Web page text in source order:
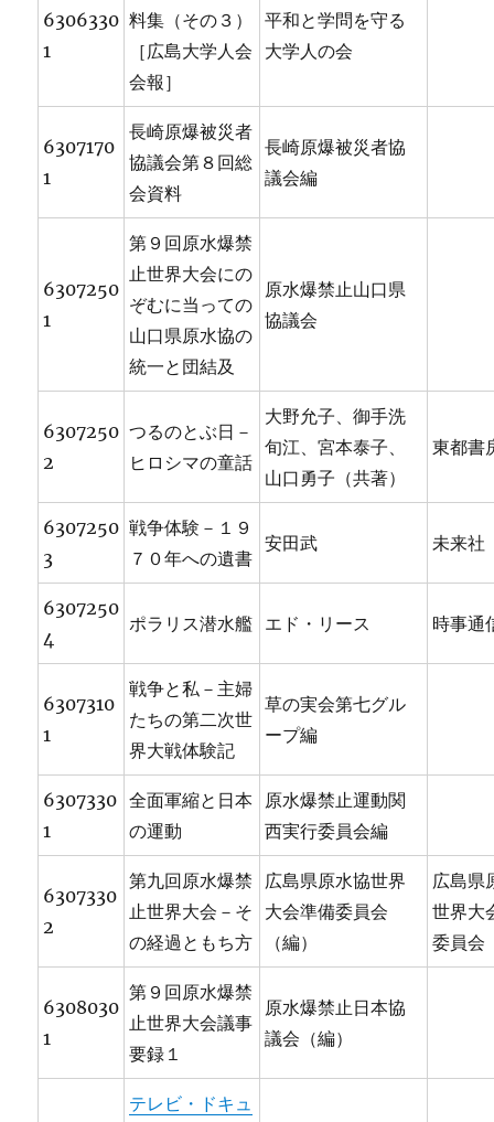
6306330
1
料集（その３）
［広島大学人会
会報］
平和と学問を守る
大学人の会
6307170
1
長崎原爆被災者
協議会第８回総
会資料
長崎原爆被災者協
議会編
6307250
1
第９回原水爆禁
止世界大会にの
ぞむに当っての
山口県原水協の
統一と団結及
原水爆禁止山口県
協議会
6307250
2
つるのとぶ日－
ヒロシマの童話
大野允子、御手洗
旬江、宮本泰子、
山口勇子（共著）
東都書
6307250
3
戦争体験－１９
７０年への遺書
安田武 未来社
6307250
4
ポラリス潜水艦 エド・リース 時事通
6307310
1
戦争と私－主婦
たちの第二次世
界大戦体験記
草の実会第七グル
ープ編
6307330
1
全面軍縮と日本
の運動
原水爆禁止運動関
西実行委員会編
6307330
2
第九回原水爆禁
止世界大会－そ
の経過ともち方
広島県原水協世界
大会準備委員会
（編）
広島県
世界大
委員会
6308030
1
第９回原水爆禁
止世界大会議事
要録１
原水爆禁止日本協
議会（編）
テレビ・ドキュ